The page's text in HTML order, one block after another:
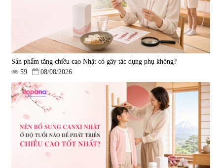
Sản phẩm tăng chiều cao Nhật có gây tác dụng phụ không?
59
08/08/2026